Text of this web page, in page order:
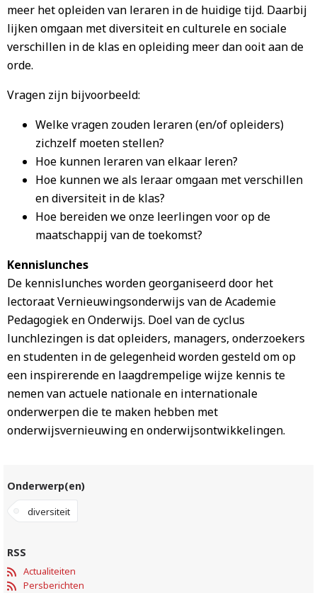
meer het opleiden van leraren in de huidige tijd. Daarbij
lijken omgaan met diversiteit en culturele en sociale
verschillen in de klas en opleiding meer dan ooit aan de
orde.
Vragen zijn bijvoorbeeld:
Welke vragen zouden leraren (en/of opleiders)
zichzelf moeten stellen?
Hoe kunnen leraren van elkaar leren?
Hoe kunnen we als leraar omgaan met verschillen
en diversiteit in de klas?
Hoe bereiden we onze leerlingen voor op de
maatschappij van de toekomst?
Kennislunches
De kennislunches worden georganiseerd door het
lectoraat Vernieuwingsonderwijs van de Academie
Pedagogiek en Onderwijs. Doel van de cyclus
lunchlezingen is dat opleiders, managers, onderzoekers
en studenten in de gelegenheid worden gesteld om op
een inspirerende en laagdrempelige wijze kennis te
nemen van actuele nationale en internationale
onderwerpen die te maken hebben met
onderwijsvernieuwing en onderwijsontwikkelingen.
Onderwerp(en)
diversiteit
RSS
Actualiteiten
Persberichten